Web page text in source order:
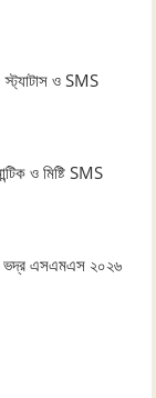
স্ট্যাটাস ও SMS
ও মিষ্টি SMS
ও ভদ্র এসএমএস ২০২৬